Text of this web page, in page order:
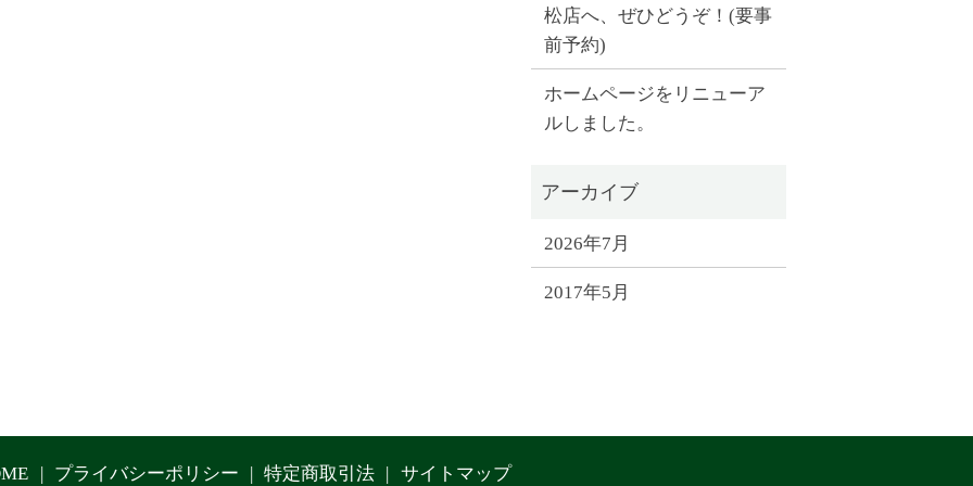
松店へ、ぜひどうぞ！(要事
前予約)
ホームページをリニューア
ルしました。
2026年7月
2017年5月
プライバシーポリシー 特定商取引法 サイトマップ